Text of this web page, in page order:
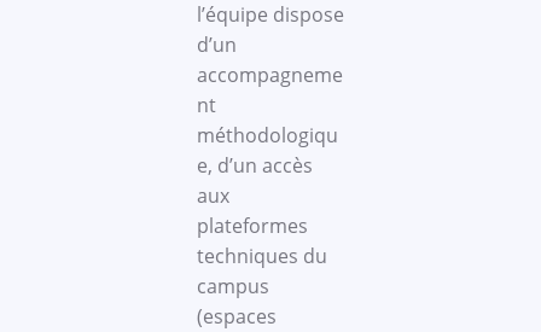
l’équipe dispose
d’un
accompagneme
nt
méthodologiqu
e, d’un accès
aux
plateformes
techniques du
campus
(espaces